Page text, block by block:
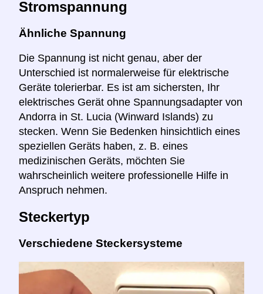
Stromspannung
Ähnliche Spannung
Die Spannung ist nicht genau, aber der
Unterschied ist normalerweise für elektrische
Geräte tolerierbar. Es ist am sichersten, Ihr
elektrisches Gerät ohne Spannungsadapter von
Andorra in St. Lucia (Winward Islands) zu
stecken. Wenn Sie Bedenken hinsichtlich eines
speziellen Geräts haben, z. B. eines
medizinischen Geräts, möchten Sie
wahrscheinlich weitere professionelle Hilfe in
Anspruch nehmen.
Steckertyp
Verschiedene Steckersysteme